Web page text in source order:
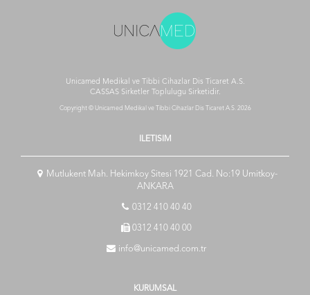
Unicamed Medikal ve Tibbi Cihazlar Dis Ticaret A.S.
CASSAS Sirketler Toplulugu Sirketidir.
Copyright © Unicamed Medikal ve Tibbi Cihazlar Dis Ticaret A.S. 2026
ILETISIM
Mutlukent Mah. Hekimkoy Sitesi 1921 Cad. No:19 Umitkoy-
ANKARA
0312 410 40 40
0312 410 40 00
info@unicamed.com.tr
KURUMSAL